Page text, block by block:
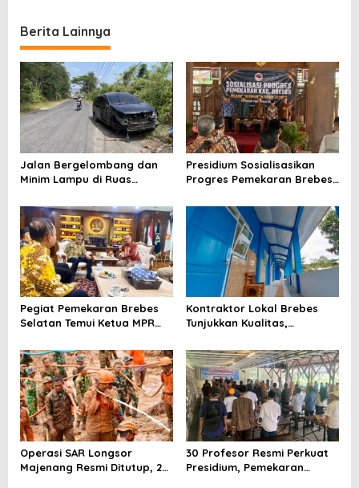
Berita Lainnya
Jalan Bergelombang dan
Minim Lampu di Ruas
Telan Korban, Innova
Hantam Pohon di
Bantarkawung
Presidium Sosialisasikan
Progres Pemekaran Brebes
Pansus DPRD Jateng Jadi
Tahap Berikutnya
Pegiat Pemekaran Brebes
Selatan Temui Ketua MPR
Dukungan Urus Berkas ke
Provinsi
Kontraktor Lokal Brebes
Tunjukkan Kualitas,
Negeri Brebes Rampung
Operasi SAR Longsor
Majenang Resmi Ditutup, 2
30 Profesor Resmi Perkuat
Presidium, Pemekaran